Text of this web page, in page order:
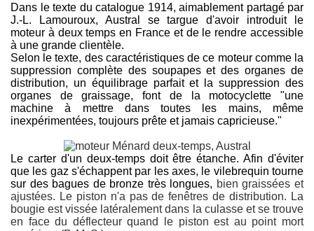
Dans le texte du catalogue 1914, aimablement partagé par
J.-L. Lamouroux, Austral se targue d'avoir introduit le
moteur à deux temps en France et de le rendre accessible
à une grande clientèle.
Selon le texte, des caractéristiques de ce moteur comme la
suppression complète des soupapes et des organes de
distribution, un équilibrage parfait et la suppression des
organes de graissage, font de la motocyclette "une
machine à mettre dans toutes les mains, même
inexpérimentées, toujours prête et jamais capricieuse."
Le carter d'un deux-temps doit être étanche. Afin d'éviter
que les gaz s'échappent par les axes, le vilebrequin tourne
sur des bagues de bronze très longues, bien graissées et
ajustées. Le piston n'a pas de fenêtres de distribution. La
bougie est vissée latéralement dans la culasse et se trouve
en face du déflecteur quand le piston est au point mort